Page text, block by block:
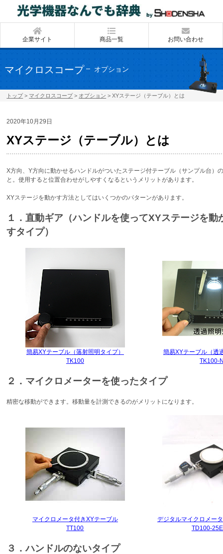
企業サイト 商品一覧 お問い合わせ
マイクロスコープ オプション
トップ> マイクロスコープ> オプション >XYステージ（テーブル）とは
2020年10月29日
XYステージ（テーブル）とは
X方向、Y方向に動かせるハンドルがついたステージ付テーブル（サンプル台）
と。使用すると位置合わせがしやすくなるというメリットがあります。
XYステージを動かす方法としてはいくつかのパターンがあります。
１．直動ギア（ハンドルを使ってXYステージを動
すタイプ）
簡易XYテーブル（落射照明タイプ）
TK100
簡易XYテーブル（透
TK100-
２．マイクロメーターを使ったタイプ
精密な移動ができます。移動量を計測できるのがメリットになります。
マイクロメータ付きXYテーブル
TT100
デジタルマイクロメー
TD100-
３．ハンドルのないタイプ